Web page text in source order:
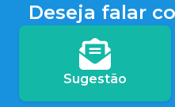
Deseja falar
Sugestão